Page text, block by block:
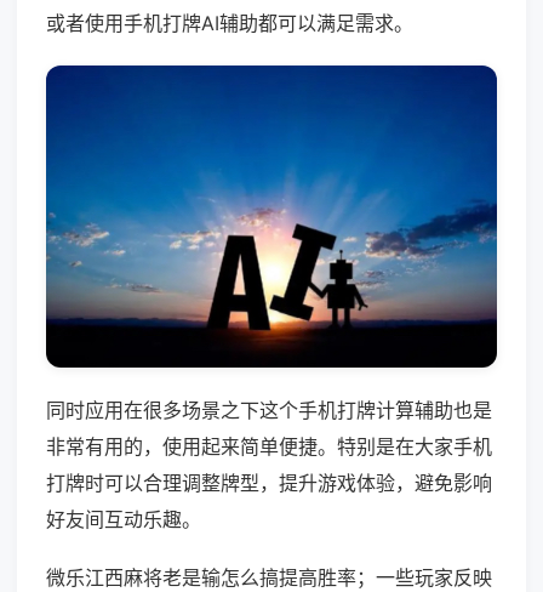
或者使用手机打牌AI辅助都可以满足需求。
同时应用在很多场景之下这个手机打牌计算辅助也是
非常有用的，使用起来简单便捷。特别是在大家手机
打牌时可以合理调整牌型，提升游戏体验，避免影响
好友间互动乐趣。
微乐江西麻将老是输怎么搞提高胜率；一些玩家反映